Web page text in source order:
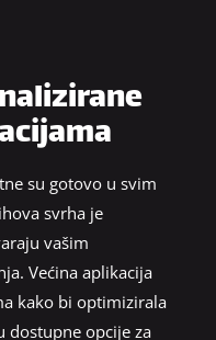
su gotovo u svim
svrha je
vašim
Većina aplikacija
kako bi optimizirala
dostupne opcije za